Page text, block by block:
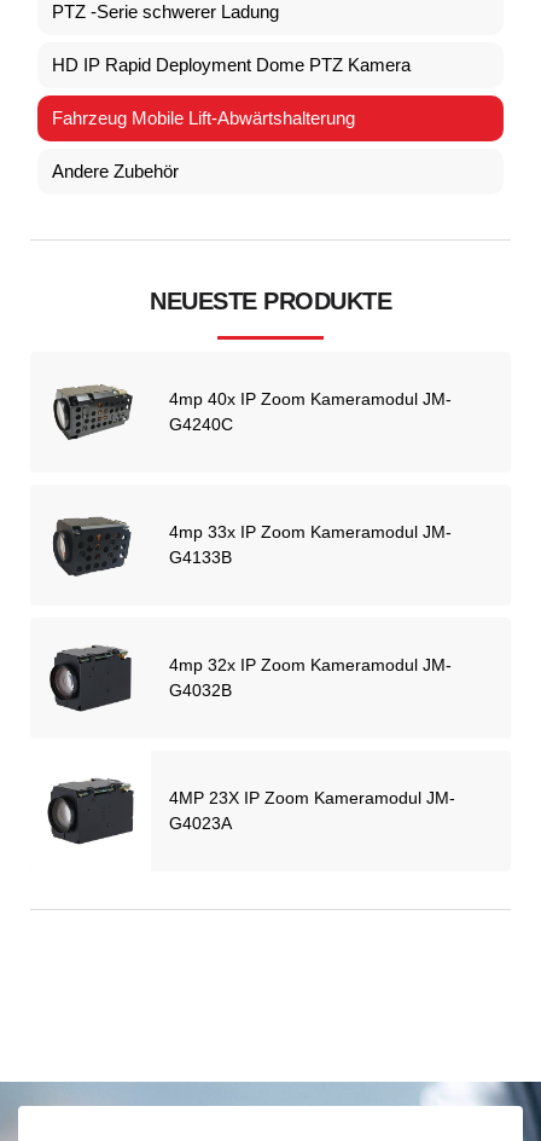
PTZ -Serie schwerer Ladung
HD IP Rapid Deployment Dome PTZ Kamera
Fahrzeug Mobile Lift-Abwärtshalterung
Andere Zubehör
NEUESTE PRODUKTE
4mp 40x IP Zoom Kameramodul JM-
G4240C
4mp 33x IP Zoom Kameramodul JM-
G4133B
4mp 32x IP Zoom Kameramodul JM-
G4032B
4MP 23X IP Zoom Kameramodul JM-
G4023A